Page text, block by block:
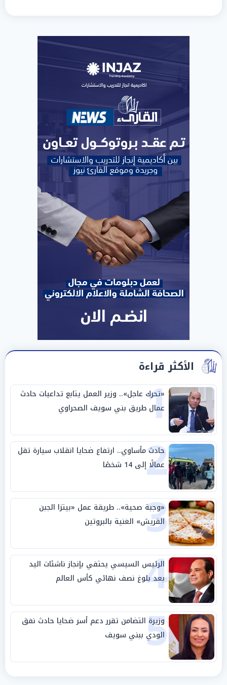
الأكثر قراءة
1
«تحرك عاجل».. وزير العمل يتابع تداعيات حادث
عمال طريق بني سويف الصحراوي
2
حادث مأساوي.. ارتفاع ضحايا انقلاب سيارة تقل
عمالًا إلى 14 شخصًا
3
«وجبة صحية».. طريقة عمل «بيتزا الجبن
القريش» الغنية بالبروتين
4
الرئيس السيسي يحتفي بإنجاز ناشئات اليد
بعد بلوغ نصف نهائي كأس العالم
5
وزيرة التضامن تقرر دعم أسر ضحايا حادث نفق
الودي ببني سويف